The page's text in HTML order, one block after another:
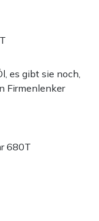
es gibt sie noch,
Firmenlenker
680T